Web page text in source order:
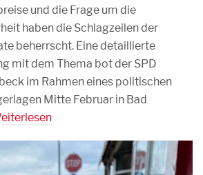
und die Frage um die
haben die Schlagzeilen der
beherrscht. Eine detaillierte
mit dem Thema bot der SPD
im Rahmen eines politischen
Mitte Februar in Bad
0